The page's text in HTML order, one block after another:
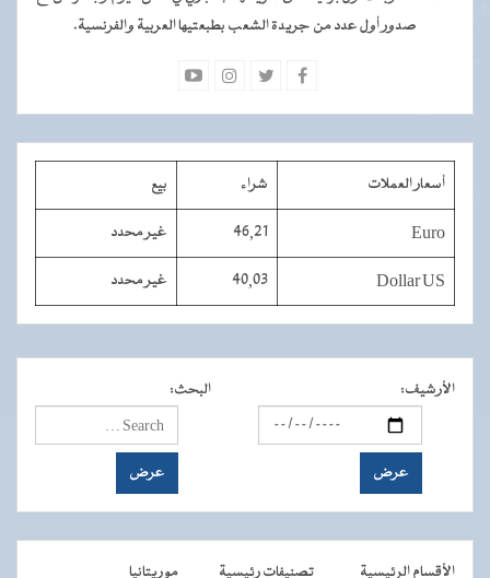
صدور أول عدد من جريدة الشعب بطبعتيها العربية والفرنسية.
أسعار العملات شراء بيع
Euro
46,21 غير محدد
Dollar US
40,03 غير محدد
الأرشيف: البحث:
الأقسام الرئيسية تصنيفات رئيسية موريتانيا